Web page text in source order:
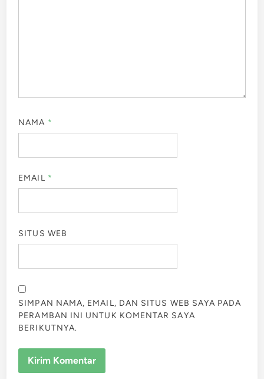
NAMA *
EMAIL *
SITUS WEB
SIMPAN NAMA, EMAIL, DAN SITUS WEB SAYA PADA
PERAMBAN INI UNTUK KOMENTAR SAYA
BERIKUTNYA.